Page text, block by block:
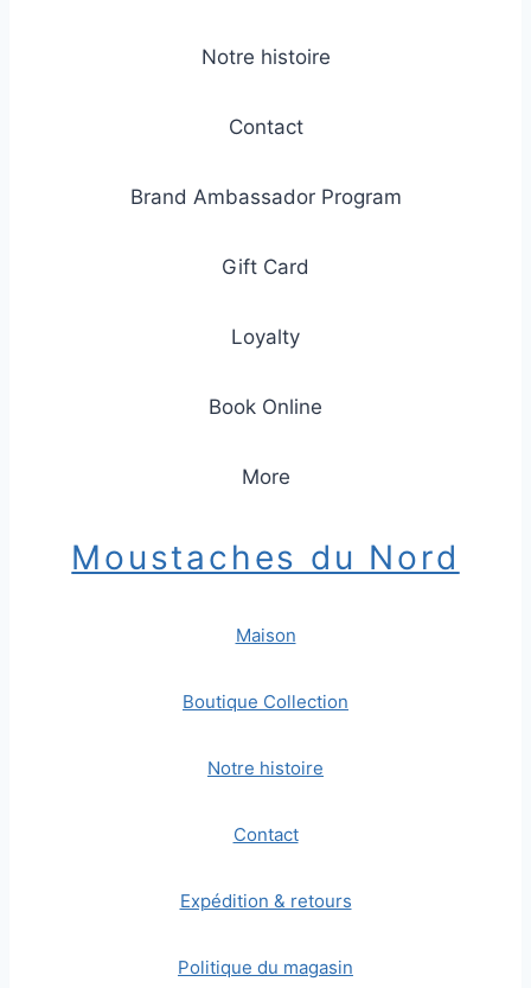
Notre histoire
Contact
Brand Ambassador Program
Gift Card
Loyalty
Book Online
More
Moustaches du Nord
Maison
Boutique Collection
Notre histoire
Contact
Expédition & retours
Politique du magasin